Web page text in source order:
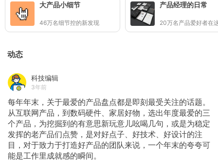
大产品小细节
46万名细节控的新发现
产品经理的日常
动态
科技编辑
3年前
每年年末，关于最爱的产品盘点都是即刻最受关注的话题。
从互联网产品，到数码硬件、家居好物，选出年度最爱的三
个产品，为挖掘到的有意思新玩意儿吆喝几句，或是为稳定
发挥的老产品们点赞，是对好点子、好技术、好设计的注
目，对于致力于打造好产品的团队来说，一个年末的夸夸可
能是工作里成就感的瞬间。